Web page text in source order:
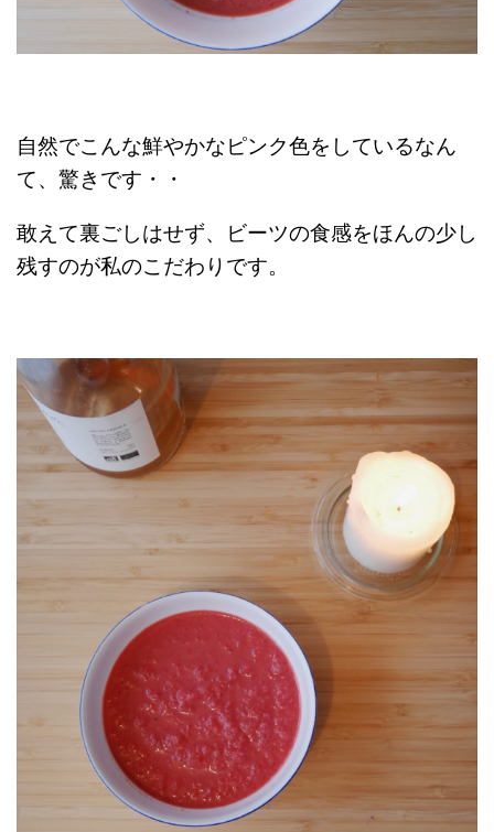
自然でこんな鮮やかなピンク色をしているなん
て、驚きです・・
敢えて裏ごしはせず、ビーツの食感をほんの少し
残すのが私のこだわりです。